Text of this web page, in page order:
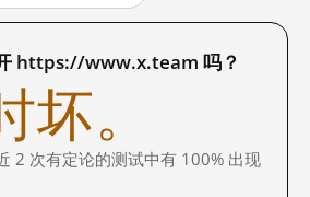
https://www.x.team 吗？
。
次有定论的测试中有 100% 出现